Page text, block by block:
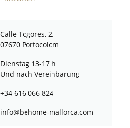
Calle Togores, 2.
07670 Portocolom
Dienstag 13-17 h
Und nach Vereinbarung
+34 616 066 824
moc.a
croll
am-em
oheb@
ofni